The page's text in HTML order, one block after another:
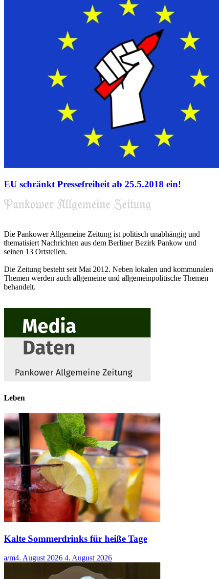
EU schränkt Pressefreiheit ab 25.5.2018 ein!
Die Pankower Allgemeine Zeitung ist politisch unabhängig und
thematisiert Nachrichten aus dem Berliner Bezirk Pankow und
seinen 13 Ortsteilen.
Die Zeitung besteht seit Mai 2012. Neben lokalen und kommunalen
Themen werden auch allgemeine und allgemeinpolitische Themen
behandelt.
Leben
Kalte Sommerdrinks für heiße Tage
a/m4. August 2026 4. August 2026